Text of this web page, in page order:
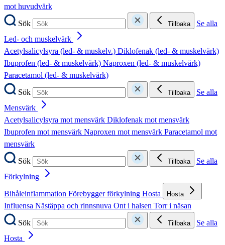
mot huvudvärk
Sök
Tillbaka
Se alla
Led- och muskelvärk
Acetylsalicylsyra (led- & muskelv.) Diklofenak (led- & muskelvärk)
Ibuprofen (led- & muskelvärk) Naproxen (led- & muskelvärk)
Paracetamol (led- & muskelvärk)
Sök
Tillbaka
Se alla
Mensvärk
Acetylsalicylsyra mot mensvärk Diklofenak mot mensvärk
Ibuprofen mot mensvärk Naproxen mot mensvärk Paracetamol mot
mensvärk
Sök
Tillbaka
Se alla
Förkylning
Bihåleinflammation Förebygger förkylning Hosta Hosta
Influensa Nästäppa och rinnsnuva Ont i halsen Torr i näsan
Sök
Tillbaka
Se alla
Hosta